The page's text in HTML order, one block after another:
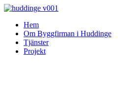
Skip
contentHem
Om Byggfirman i Huddinge
Tjänster
Projekt